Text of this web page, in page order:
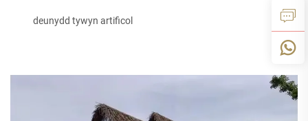
deunydd tywyn artificol